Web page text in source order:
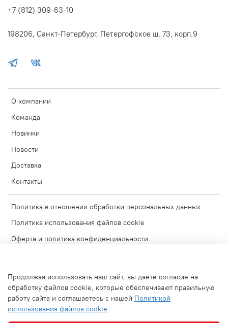
О компании
Команда
Новинки
Новости
Доставка
Контакты
Политика в отношении обработки персональных данных
Политика использования файлов cookie
Оферта и политика конфиденциальности
Блог
Обратная связь
+7 (812) 309-63-10
198206, Санкт-Петербург, Петергофское ш. 73, корп.9
Продолжая использовать наш сайт, вы даете согласие на
обработку файлов cookie, которые обеспечивают правильную
работу сайта и соглашаетесь с нашей Политикой
использования файлов cookie